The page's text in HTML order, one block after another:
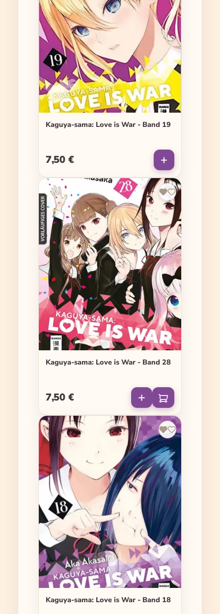
Kaguya-sama: Love is War - Band 19
Regulärer Preis:
7,50 €
Kaguya-sama: Love is War - Band 28
Regulärer Preis:
7,50 €
Kaguya-sama: Love is War - Band 18